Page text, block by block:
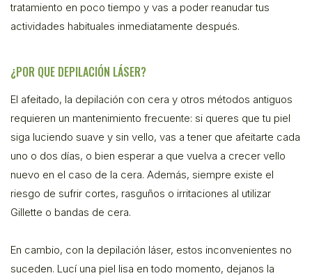
tratamiento en poco tiempo y vas a poder reanudar tus
actividades habituales inmediatamente después.
¿POR QUE DEPILACIÓN LÁSER?
El afeitado, la depilación con cera y otros métodos antiguos
requieren un mantenimiento frecuente: si queres que tu piel
siga luciendo suave y sin vello, vas a tener que afeitarte cada
uno o dos días, o bien esperar a que vuelva a crecer vello
nuevo en el caso de la cera. Además, siempre existe el
riesgo de sufrir cortes, rasguños o irritaciones al utilizar
Gillette o bandas de cera.
En cambio, con la depilación láser, estos inconvenientes no
suceden. Lucí una piel lisa en todo momento, dejanos la